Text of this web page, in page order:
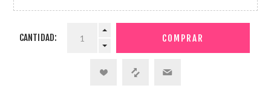
CANTIDAD: